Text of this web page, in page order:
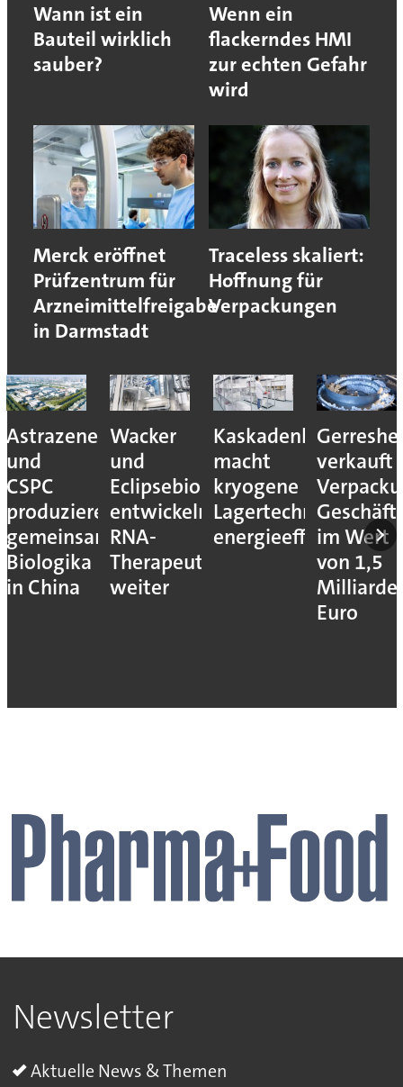
Wann ist ein
Bauteil wirklich
sauber?
Wenn ein
flackerndes HMI
zur echten Gefahr
wird
Merck eröffnet
Prüfzentrum für
Arzneimittelfreigabe
in Darmstadt
Traceless skaliert:
Hoffnung für
Verpackungen
Astrazeneca
und
CSPC
produzieren
gemeinsam
Biologika
in China
Wacker
und
Eclipsebio
entwickeln
RNA-
Therapeutika
weiter
Kaskadenkonzept
macht
kryogene
Lagertechnik
energieeffizienter
verkauft
im Wert
von 1,5
Euro
Newsletter
Aktuelle News & Themen